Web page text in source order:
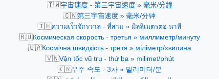
🇹🇼宇宙速度 - 第三宇宙速度 » 毫米/分鐘
🇨🇳第三宇宙速度 » 毫米/分钟
🇹🇭ความเร็วจักรวาล - ที่สาม » มิลลิเมตรต่อ นาที
🇷🇺Космическая скорость - третья » миллиметр/минуту
🇺🇦Космічна швидкість - третя » міліметр/хвилина
🇻🇳Vận tốc vũ trụ - thứ ba » milimet/phút
🇰🇷우주 속도 - 3차 » 밀리미터/분